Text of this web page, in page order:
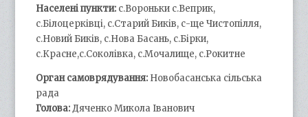
Населені пункти: с.Вороньки с.Веприк,
с.Білоцерківці, с.Старий Биків, с-ще Чистопілля,
с.Новий Биків, с.Нова Басань, с.Бірки,
с.Красне,с.Соколівка, с.Мочалище, с.Рокитне
Орган самоврядування: Новобасанська сільська
рада
Голова:Дяченко Микола Іванович